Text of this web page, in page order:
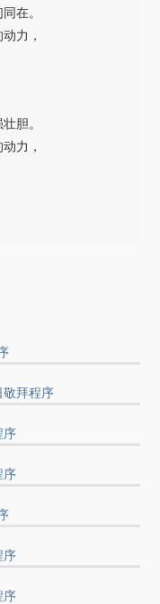
在。
力，
胆。
力，
敬拜程序
序
序
序
序